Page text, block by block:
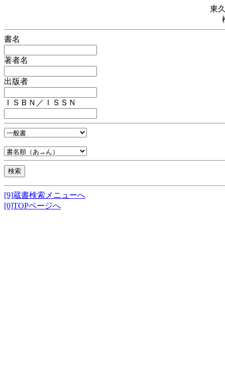
東
書名
著者名
出版者
ＩＳＢＮ／ＩＳＳＮ
[9]蔵書検索メニューへ
[0]TOPページへ